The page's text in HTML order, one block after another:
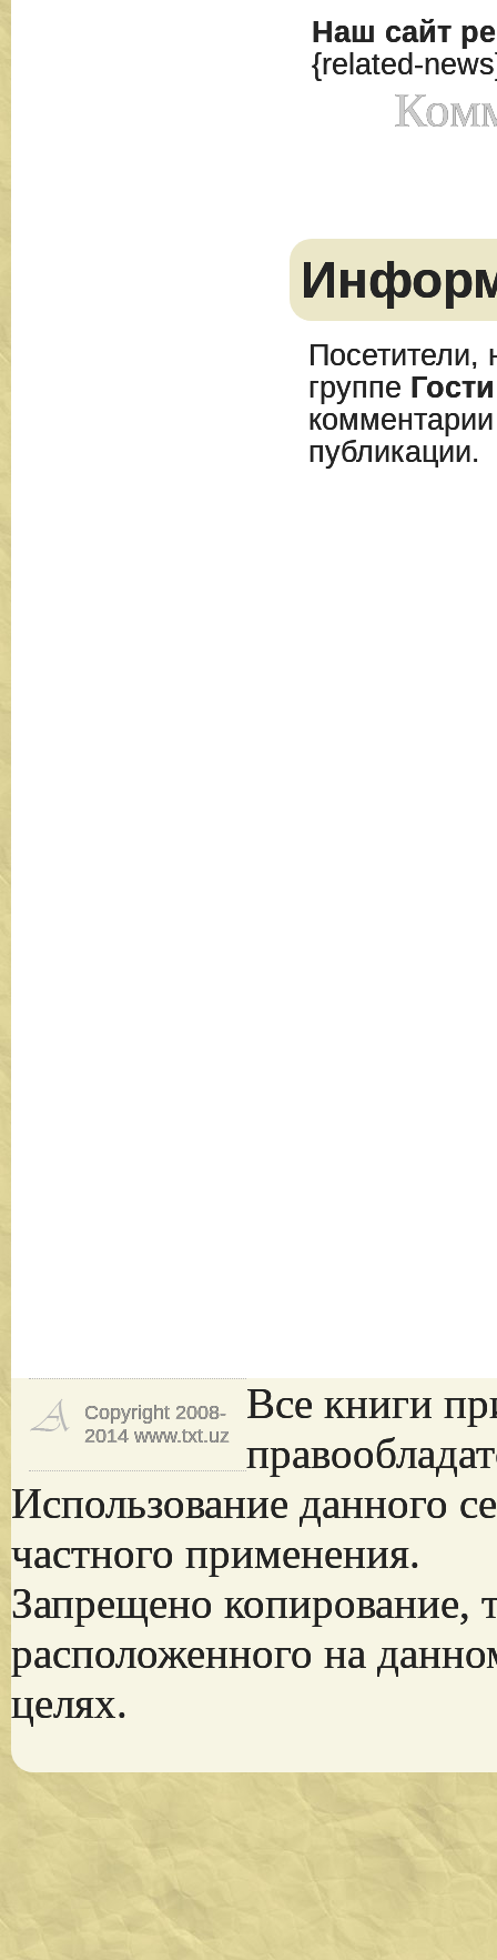
Наш сайт
{related-
Посетители,
группе Гости
публикации.
Copyright 2008-
2014 www.txt.uz
Все книги
Использование данного
частного применения.
Запрещено копирование,
расположенного на
целях.